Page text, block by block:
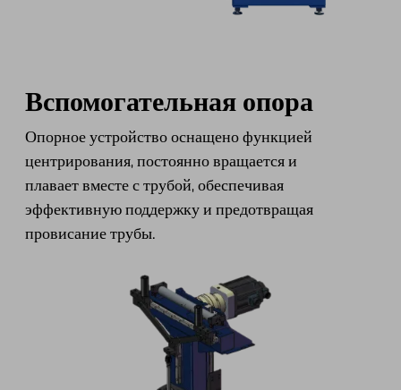
Вспомогательная опора
Опорное устройство оснащено функцией
центрирования, постоянно вращается и
плавает вместе с трубой, обеспечивая
эффективную поддержку и предотвращая
провисание трубы.